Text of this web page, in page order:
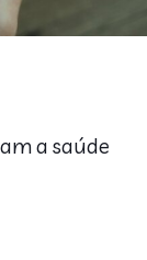
a saúde